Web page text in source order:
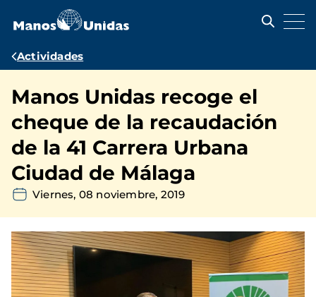
contenido
Ruta
navegación
Actividades
Manos Unidas recoge el
cheque de la recaudación
de la 41 Carrera Urbana
Ciudad de Málaga
Viernes, 08 noviembre, 2019